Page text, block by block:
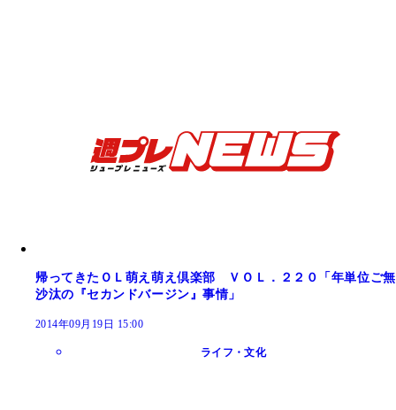
帰ってきたＯＬ萌え萌え倶楽部 ＶＯＬ．２２０「年単位ご無
沙汰の『セカンドバージン』事情」
2014年09月19日 15:00
ライフ・文化